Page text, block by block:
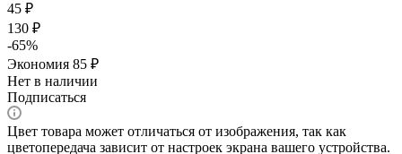
45 ₽
130 ₽
-65%
Экономия 85 ₽
Нет в наличии
Подписаться
Цвет товара может отличаться от изображения, так как
цветопередача зависит от настроек экрана вашего устройства.